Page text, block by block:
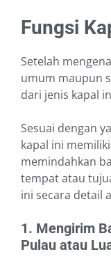
Fungsi
Setelah
umum maupun
dari jenis kapal
Sesuai dengan
kapal ini
memindahkan
tempat atau
ini secara detail
1. Mengirim
Pulau atau